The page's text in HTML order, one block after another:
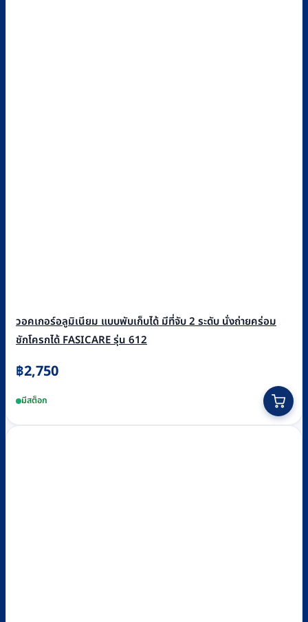
วอคเกอร์อลูมิเนียม แบบพับเก็บได้ มีที่จับ 2 ระดับ นั่งถ่ายคร่อม
ชักโครกได้ FASICARE รุ่น 612
฿2,750
มีสต็อก